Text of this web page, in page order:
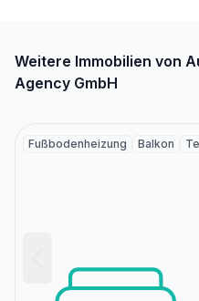
Weitere Immobilien von
Agency GmbH
Fußbodenheizung Balkon